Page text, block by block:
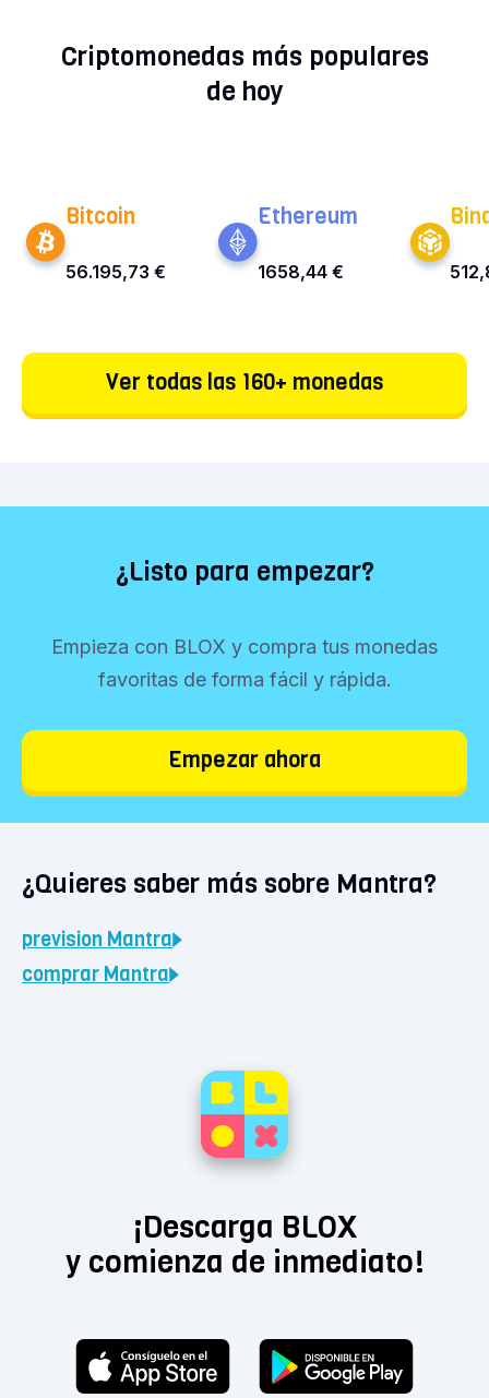
próximos años.
Criptomonedas más populares
de hoy
Bitcoin
56.195,73 €
Ethereum
1658,44 €
Ver todas las 160+ monedas
¿Listo para empezar?
Empieza con BLOX y compra tus monedas
favoritas de forma fácil y rápida.
Empezar ahora
¿Quieres saber más sobre Mantra?
prevision Mantra
comprar Mantra
¡Descarga BLOX
y comienza de inmediato!